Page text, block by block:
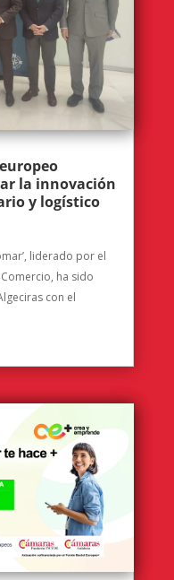
la innovación
y logístico
liderado por el
ha sido
con el